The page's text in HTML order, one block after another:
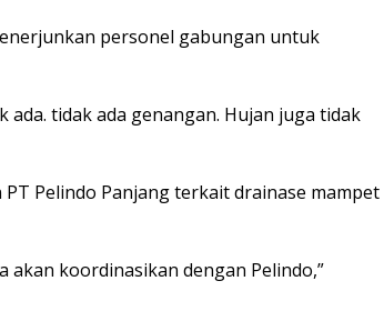
personel gabungan untuk
tidak ada genangan. Hujan juga tidak
Pelindo Panjang terkait drainase mampet
akan koordinasikan dengan Pelindo,”